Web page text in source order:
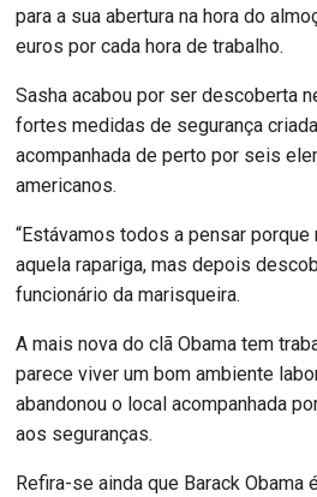
para a sua abertura na hora do
euros por cada hora de trabalho.
Sasha acabou por ser descoberta
fortes medidas de segurança
acompanhada de perto por seis
americanos.
“Estávamos todos a pensar
aquela rapariga, mas depois
funcionário da marisqueira.
A mais nova do clã Obama tem
parece viver um bom ambiente
abandonou o local acompanhada
aos seguranças.
Refira-se ainda que Barack